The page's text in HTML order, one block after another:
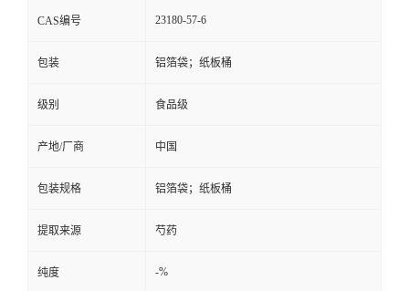
CAS编号 23180-57-6
包装 铝箔袋；纸板桶
级别 食品级
产地/厂商 中国
包装规格 铝箔袋；纸板桶
提取来源 芍药
纯度 -%